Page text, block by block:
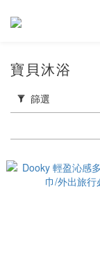
寶貝沐浴
篩選